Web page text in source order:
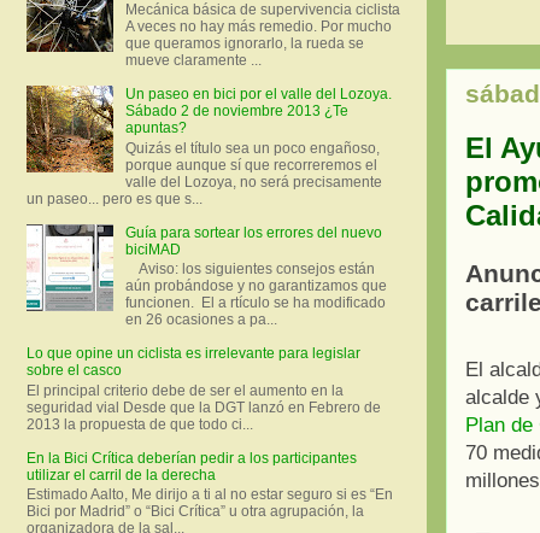
El
El
alcalde
Plan
70
Mecánica básica de supervivencia ciclista
A veces no hay más remedio. Por mucho
que queramos ignorarlo, la rueda se
mueve claramente ...
Un paseo en bici por el valle del Lozoya.
Sábado 2 de noviembre 2013 ¿Te
apuntas?
Quizás el título sea un poco engañoso,
porque aunque sí que recorreremos el
valle del Lozoya, no será precisamente
un paseo... pero es que s...
Guía para sortear los errores del nuevo
biciMAD
Aviso: los siguientes consejos están
aún probándose y no garantizamos que
funcionen. El a rtículo se ha modificado
en 26 ocasiones a pa...
Lo que opine un ciclista es irrelevante para legislar
sobre el casco
El principal criterio debe de ser el aumento en la
seguridad vial Desde que la DGT lanzó en Febrero de
2013 la propuesta de que todo ci...
En la Bici Crítica deberían pedir a los participantes
utilizar el carril de la derecha
Estimado Aalto, Me dirijo a ti al no estar seguro si es “En
Bici por Madrid” o “Bici Crítica” u otra agrupación, la
organizadora de la sal...